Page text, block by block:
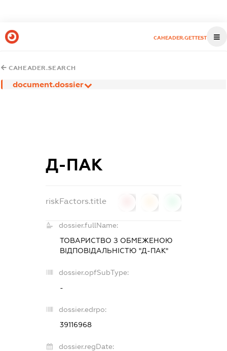
CAHEADER.GETTEST
CAHEADER.SEARCH
document.dossier
Д-ПАК
riskFactors.title
dossier.fullName:
ТОВАРИСТВО З ОБМЕЖЕНОЮ
ВІДПОВІДАЛЬНІСТЮ "Д-ПАК"
dossier.opfSubType:
-
dossier.edrpo:
39116968
dossier.regDate: